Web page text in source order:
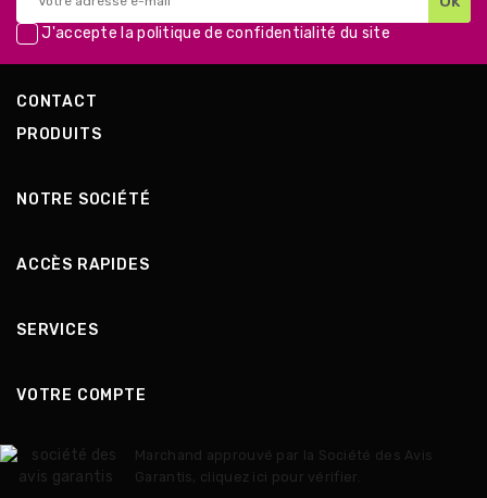
J'accepte lapolitique de confidentialité du site
CONTACT
PRODUITS
NOTRE SOCIÉTÉ
ACCÈS RAPIDES
SERVICES
VOTRE COMPTE
Marchand approuvé par la Société des Avis
Garantis, cliquez ici pour vérifier.